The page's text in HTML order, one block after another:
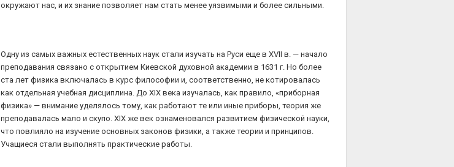
окружают нас, и их знание позволяет нам стать менее уязвимыми и более сильными.
Одну из самых важных естественных наук стали изучать на Руси еще в XVII в. — начало
преподавания связано с открытием Киевской духовной академии в 1631 г. Но более
ста лет физика включалась в курс философии и, соответственно, не котировалась
как отдельная учебная дисциплина. До XIX века изучалась, как правило, «приборная
физика» — внимание уделялось тому, как работают те или иные приборы, теория же
преподавалась мало и скупо. XIX же век ознаменовался развитием физической науки,
что повлияло на изучение основных законов физики, а также теории и принципов.
Учащиеся стали выполнять практические работы.